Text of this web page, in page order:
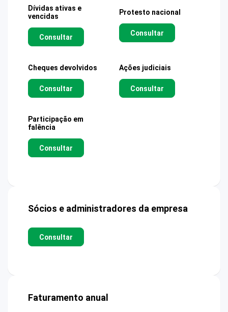
Dívidas ativas e
vencidas
Consultar
Protesto nacional
Consultar
Cheques devolvidos
Consultar
Ações judiciais
Consultar
Participação em
falência
Consultar
Sócios e administradores da empresa
Consultar
Faturamento anual